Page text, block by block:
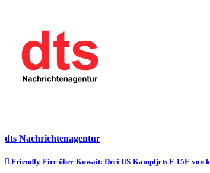
dts Nachrichtenagentur
Beitragsnavigation
Friendly-Fire über Kuwait: Drei US-Kampfjets F-15E von